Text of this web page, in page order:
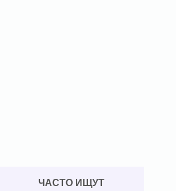
ЧАСТО ИЩУТ